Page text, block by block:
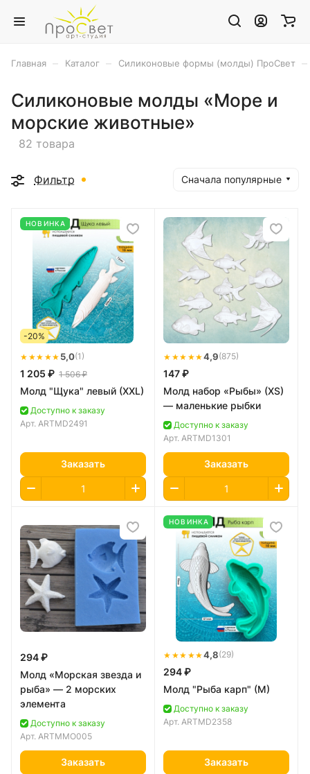
Главная Каталог Силиконовые формы (молды) ПроСвет
Силиконовые молды «Море и
морские животные»
82 товара
Фильтр Сначала популярные
НОВИНКА
-20%
★★★★★ 5,0(1)
1 205 ₽ 1 506 ₽
Молд "Щука" левый (XXL)
Доступно к заказу
Арт. ARTMD2491
Заказать
★★★★★4,9(875)
147 ₽
Молд набор «Рыбы» (XS)
— маленькие рыбки
Доступно к заказу
Арт. ARTMD1301
Заказать
294 ₽
Молд «Морская звезда и
рыба» — 2 морских
элемента
Доступно к заказу
Арт. ARTMMO005
Заказать
НОВИНКА
★★★★★4,8(29)
294 ₽
Молд "Рыба карп" (M)
Доступно к заказу
Арт. ARTMD2358
Заказать